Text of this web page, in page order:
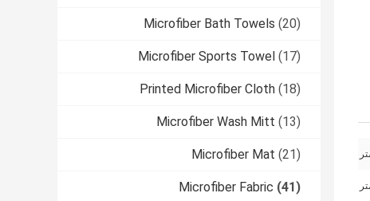
Microfiber Bath Towels (20)
Microfiber Sports Towel (17)
Printed Microfiber Cloth (18)
Microfiber Wash Mitt (13)
Microfiber Mat (21)
Microfiber Fabric (41)